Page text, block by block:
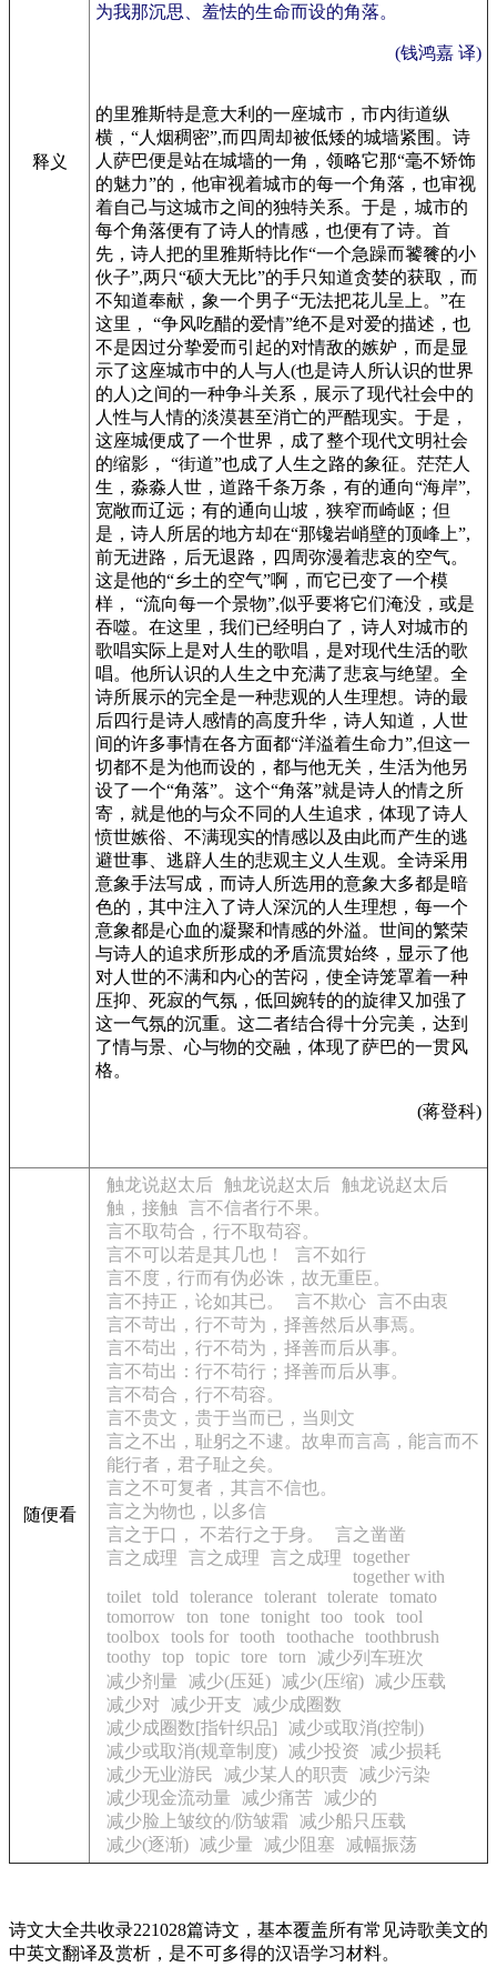
释义
为我那沉思、羞怯的生命而设的角落。
(钱鸿嘉 译)
的里雅斯特是意大利的一座城市，市内街道纵
横，“人烟稠密”,而四周却被低矮的城墙紧围。诗
人萨巴便是站在城墙的一角，领略它那“毫不矫饰
的魅力”的，他审视着城市的每一个角落，也审视
着自己与这城市之间的独特关系。于是，城市的
每个角落便有了诗人的情感，也便有了诗。首
先，诗人把的里雅斯特比作“一个急躁而饕餮的小
伙子”,两只“硕大无比”的手只知道贪婪的获取，而
不知道奉献，象一个男子“无法把花儿呈上。”在
这里， “争风吃醋的爱情”绝不是对爱的描述，也
不是因过分挚爱而引起的对情敌的嫉妒，而是显
示了这座城市中的人与人(也是诗人所认识的世界
的人)之间的一种争斗关系，展示了现代社会中的
人性与人情的淡漠甚至消亡的严酷现实。于是，
这座城便成了一个世界，成了整个现代文明社会
的缩影， “街道”也成了人生之路的象征。茫茫人
生，淼淼人世，道路千条万条，有的通向“海岸”,
宽敞而辽远；有的通向山坡，狭窄而崎岖；但
是，诗人所居的地方却在“那镵岩峭壁的顶峰上”,
前无进路，后无退路，四周弥漫着悲哀的空气。
这是他的“乡土的空气”啊，而它已变了一个模
样， “流向每一个景物”,似乎要将它们淹没，或是
吞噬。在这里，我们已经明白了，诗人对城市的
歌唱实际上是对人生的歌唱，是对现代生活的歌
唱。他所认识的人生之中充满了悲哀与绝望。全
诗所展示的完全是一种悲观的人生理想。诗的最
后四行是诗人感情的高度升华，诗人知道，人世
间的许多事情在各方面都“洋溢着生命力”,但这一
切都不是为他而设的，都与他无关，生活为他另
设了一个“角落”。这个“角落”就是诗人的情之所
寄，就是他的与众不同的人生追求，体现了诗人
愤世嫉俗、不满现实的情感以及由此而产生的逃
避世事、逃辟人生的悲观主义人生观。全诗采用
意象手法写成，而诗人所选用的意象大多都是暗
色的，其中注入了诗人深沉的人生理想，每一个
意象都是心血的凝聚和情感的外溢。世间的繁荣
与诗人的追求所形成的矛盾流贯始终，显示了他
对人世的不满和内心的苦闷，使全诗笼罩着一种
压抑、死寂的气氛，低回婉转的的旋律又加强了
这一气氛的沉重。这二者结合得十分完美，达到
了情与景、心与物的交融，体现了萨巴的一贯风
格。
(蒋登科)
随便看
触龙说赵太后 触龙说赵太后
触龙说赵太后
触，接触
言不信者行不果。
言不取苟合，行不取苟容。
言不可以若是其几也！
言不如行
言不度，行而有伪必诛，故无重臣。
言不持正，论如其已。
言不欺心 言不由衷
言不苛出，行不苛为，择善然后从事焉。
言不苟出，行不苟为，择善而后从事。
言不苟出：行不苟行；择善而后从事。
言不苟合，行不苟容。
言不贵文，贵于当而已，当则文
言之不出，耻躬之不逮。故卑而言高，能言而不
能行者，君子耻之矣。
言之不可复者，其言不信也。
言之为物也，以多信
言之于口， 不若行之于身。
言之凿凿
言之成理
言之成理 言之成理
together
together with
toilet told tolerance tolerant tolerate tomato
tomorrow
ton tone tonight too took
tool
toolbox
tools for tooth toothache toothbrush
toothy top topic tore torn
减少列车班次
减少剂量
减少(压延) 减少(压缩) 减少压载
减少对 减少开支
减少成圈数
减少成圈数[指针织品]
减少或取消(控制)
减少或取消(规章制度) 减少投资
减少损耗
减少无业游民
减少某人的职责 减少污染
减少现金流动量
减少痛苦 减少的
减少脸上皱纹的/防皱霜
减少船只压载
减少(逐渐) 减少量 减少阻塞 减幅振荡
诗文大全共收录221028篇诗文，基本覆盖所有常见诗歌美文的
中英文翻译及赏析，是不可多得的汉语学习材料。